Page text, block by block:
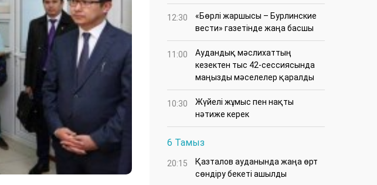
12:30
«Бөрлі жаршысы – Бурлинские
вести» газетінде жаңа басшы
11:00
Аудандық мәслихаттың
кезектен тыс 42-сессиясында
маңызды мәселелер қаралды
10:30
Жүйелі жұмыс пен нақты
нәтиже керек
6 Тамыз
20:15
Қазталов ауданында жаңа өрт
сөндіру бекеті ашылды